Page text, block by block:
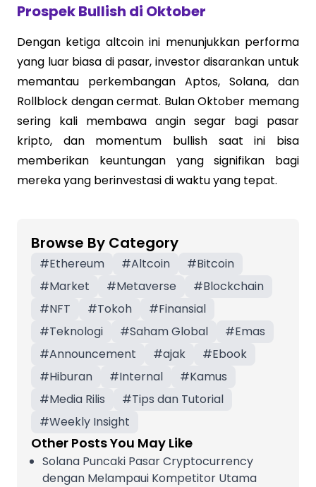
Prospek Bullish di Oktober
Dengan ketiga altcoin ini menunjukkan performa
yang luar biasa di pasar, investor disarankan untuk
memantau perkembangan Aptos, Solana, dan
Rollblock dengan cermat. Bulan Oktober memang
sering kali membawa angin segar bagi pasar
kripto, dan momentum bullish saat ini bisa
memberikan keuntungan yang signifikan bagi
mereka yang berinvestasi di waktu yang tepat.
Browse By Category
#Ethereum #Altcoin #Bitcoin
#Market #Metaverse #Blockchain
#NFT #Tokoh #Finansial
#Teknologi #Saham Global #Emas
#Announcement #ajak #Ebook
#Hiburan #Internal #Kamus
#Media Rilis #Tips dan Tutorial
#Weekly Insight
Other Posts You May Like
Solana Puncaki Pasar Cryptocurrency
dengan Melampaui Kompetitor Utama